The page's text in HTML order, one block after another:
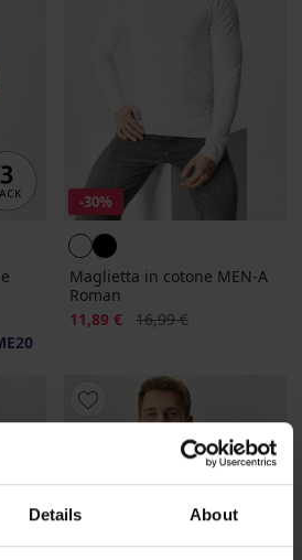
Details About
-30%
Maglietta in cotone MEN-A
Roman
Sconto
11,89 € Prezzo originale
16,99 €